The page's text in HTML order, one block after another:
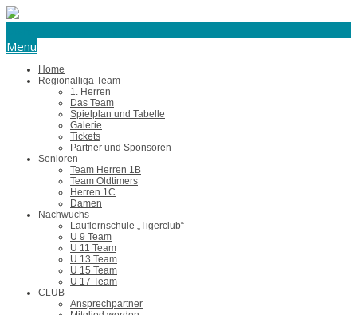
Menu
Home
Regionalliga Team
1. Herren
Das Team
Spielplan und Tabelle
Galerie
Tickets
Partner und Sponsoren
Senioren
Team Herren 1B
Team Oldtimers
Herren 1C
Damen
Nachwuchs
Lauflernschule „Tigerclub“
U 9 Team
U 11 Team
U 13 Team
U 15 Team
U 17 Team
CLUB
Ansprechpartner